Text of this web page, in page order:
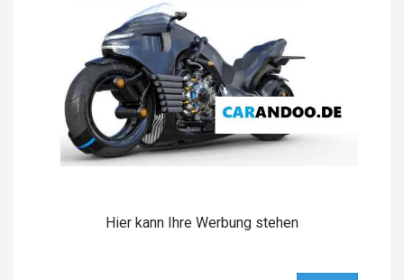
Hier kann Ihre Werbung stehen